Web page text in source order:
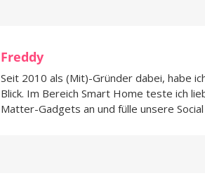
Freddy
Seit 2010 als (Mit)-Gründer dabei, habe
Blick. Im Bereich Smart Home teste ich
Matter-Gadgets an und fülle unsere